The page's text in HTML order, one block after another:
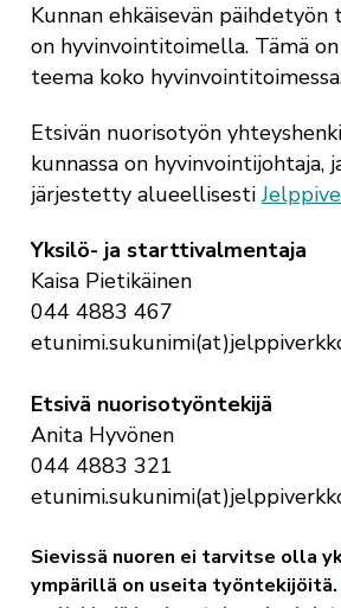
Kunnan ehkäisevän
on hyvinvointitoimella. Tämä
teema koko
Etsivän nuorisotyön
kunnassa on hyvinvointijohtaja,
järjestetty alueellisesti
Yksilö- ja starttivalmentaja
Kaisa Pietikäinen
044 4883 467
Etsivä nuorisotyöntekijä
Anita Hyvönen
044 4883 321
Sievissä nuoren ei tarvitse olla
ympärillä on useita työntekijöitä.